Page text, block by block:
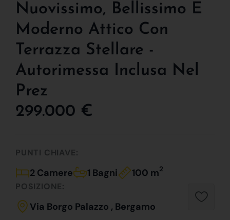
Nuovissimo, Bellissimo E
Moderno Attico Con
Terrazza Stellare -
Autorimessa Inclusa Nel
Prez
299.000 €
PUNTI CHIAVE:
2 Camere 1 Bagni 100 m2
POSIZIONE:
Via Borgo Palazzo , Bergamo